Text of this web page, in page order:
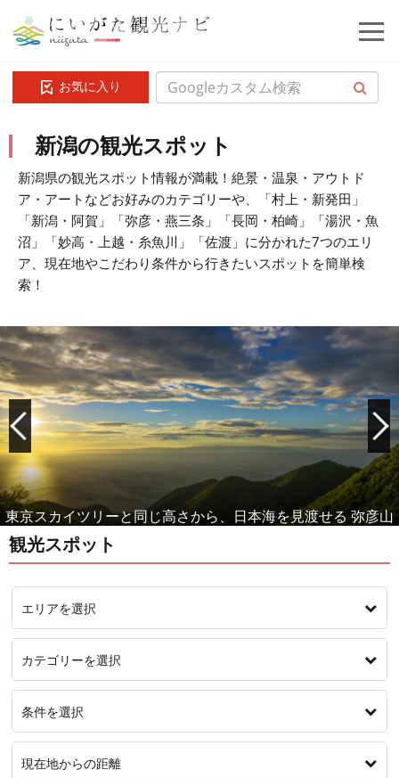
お気に入り
新潟の観光スポット
新潟県の観光スポット情報が満載！絶景・温泉・アウトド
ア・アートなどお好みのカテゴリーや、「村上・新発田」
「新潟・阿賀」「弥彦・燕三条」「長岡・柏崎」「湯沢・魚
沼」「妙高・上越・糸魚川」「佐渡」に分かれた7つのエリ
ア、現在地やこだわり条件から行きたいスポットを簡単検
索！
女性に人気！もっと美人になれる温泉 月岡温泉
観光スポット
エリアを選択
カテゴリーを選択
条件を選択
現在地からの距離